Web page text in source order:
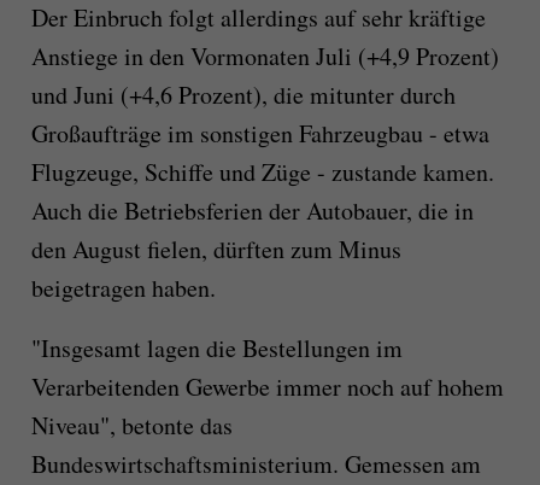
Der Einbruch folgt allerdings auf sehr kräftige
Anstiege in den Vormonaten Juli (+4,9 Prozent)
und Juni (+4,6 Prozent), die mitunter durch
Großaufträge im sonstigen Fahrzeugbau - etwa
Flugzeuge, Schiffe und Züge - zustande kamen.
Auch die Betriebsferien der Autobauer, die in
den August fielen, dürften zum Minus
beigetragen haben.
"Insgesamt lagen die Bestellungen im
Verarbeitenden Gewerbe immer noch auf hohem
Niveau", betonte das
Bundeswirtschaftsministerium. Gemessen am